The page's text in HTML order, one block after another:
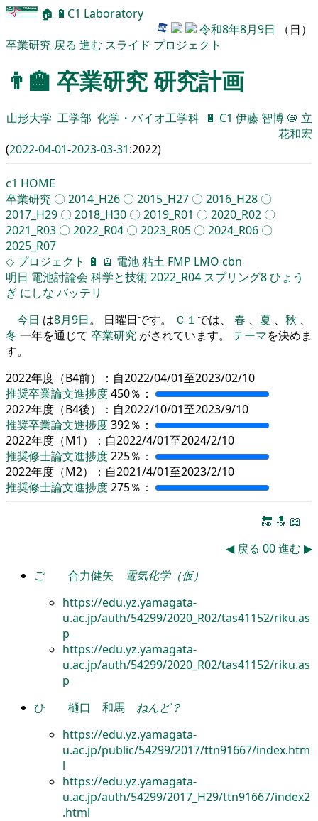
🏠 🔋 C1 Laboratory
令和8年8月9日 （日）
卒業研究 戻る 進む スライド プロジェクト
👨‍🏫 卒業研究研究計画
山形大学 工学部 化学・バイオ工学科 🔋 C1 伊藤 智博 📛 立
花和宏
(2022-04-01-2023-03-31:2022)
c1 HOME
卒業研究 〇 2014_H26 〇 2015_H27 〇 2016_H28 〇
2017_H29 〇 2018_H30 〇 2019_R01 〇 2020_R02 〇
2021_R03 〇 2022_R04 〇 2023_R05 〇 2024_R06 〇
2025_R07
◇ プロジェクト 🔋 🪫 電池粘土 FMP LMO cbn
明日 電池討論会 科学と技術2022_R04 スプリング8ひょう
ぎ にしな バッテリ
今日 は8月9日。 日曜日です。 Ｃ１ では、 春 、 夏 、 秋 、
冬 一年を通じて 卒業研究 がされています。 テーマを決めま
す。
2022年度（B4前）：自2022/04/01至2023/02/10
推奨卒業論文進捗度450％：
2022年度（B4後）：自2022/10/01至2023/9/10
推奨卒業論文進捗度392％：
2022年度（M1）：自2022/4/01至2024/2/10
推奨修士論文進捗度225％：
2022年度（M2）：自2021/4/01至2023/2/10
推奨修士論文進捗度275％：
🔚 🔝 📖
◀ 戻る 00進む ▶
ご
合力健矢
電気化学（仮）
https://edu.yz.yamagata-
u.ac.jp/auth/54299/2020_R02/tas41152/riku.as
p
https://edu.yz.yamagata-
u.ac.jp/auth/54299/2020_R02/tas41152/riku.as
p
ひ
樋口 和馬
ねんど？
https://edu.yz.yamagata-
u.ac.jp/public/54299/2017/ttn91667/index.htm
l
https://edu.yz.yamagata-
u.ac.jp/auth/54299/2017_H29/ttn91667/index2
.html